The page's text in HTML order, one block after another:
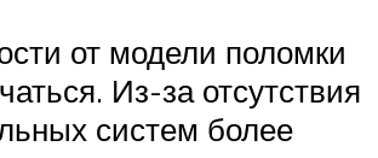
от модели поломки
Из-за отсутствия
систем более